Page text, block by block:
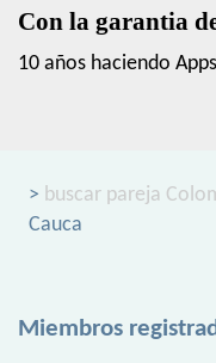
Con la garantia
10 años haciendo
> buscar pareja
Cauca
Miembros